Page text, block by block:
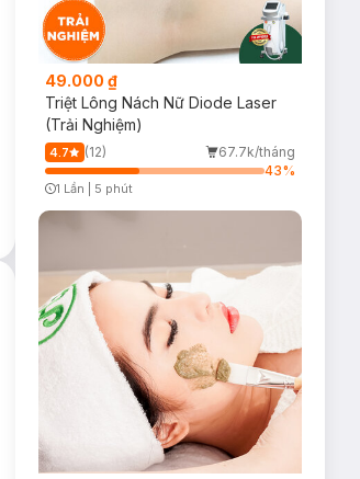
49.000 ₫
Triệt Lông Nách Nữ Diode Laser
(Trải Nghiệm)
4.7 (12)
67.7k/tháng
43%
1 Lần 5 phút